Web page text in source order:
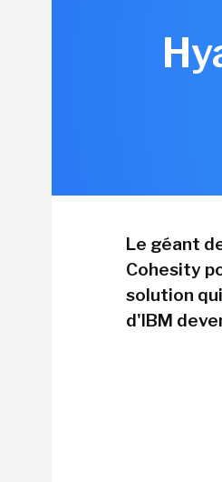
Le géant
Cohesity
solution
d'IBM